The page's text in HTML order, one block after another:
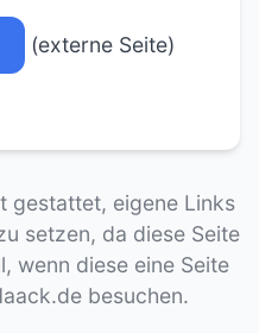
(externe Seite)
gestattet, eigene Links
setzen, da diese Seite
wenn diese eine Seite
besuchen.